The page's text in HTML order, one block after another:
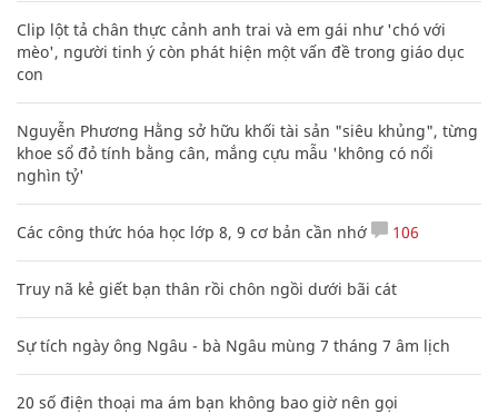
Clip lột tả chân thực cảnh anh trai và em gái như 'chó với
mèo', người tinh ý còn phát hiện một vấn đề trong giáo dục
con
Nguyễn Phương Hằng sở hữu khối tài sản "siêu khủng", từng
khoe sổ đỏ tính bằng cân, mắng cựu mẫu 'không có nổi
nghìn tỷ'
Các công thức hóa học lớp 8, 9 cơ bản cần nhớ 106
Truy nã kẻ giết bạn thân rồi chôn ngồi dưới bãi cát
Sự tích ngày ông Ngâu - bà Ngâu mùng 7 tháng 7 âm lịch
20 số điện thoại ma ám bạn không bao giờ nên gọi